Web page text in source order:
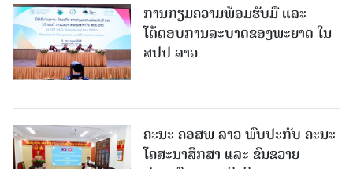
ການກຽມຄວາມພ້ອມຮັບມື ແລະ
ໂຕ້ຕອບການລະບາດຂອງພະຍາດ ໃນ
ສປປ ລາວ
ຄະນະ ຄອສພ ລາວ ພົບປະກັບ ຄະນະ
ໂຄສະນາສຶກສາ ແລະ ຂົນຂວາຍ